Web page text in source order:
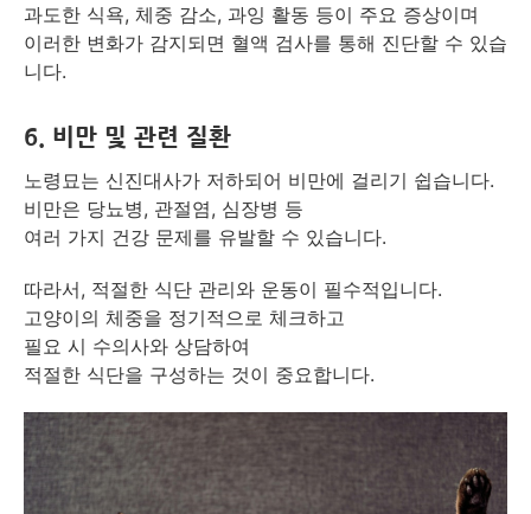
과도한 식욕, 체중 감소, 과잉 활동 등이 주요 증상이며
이러한 변화가 감지되면 혈액 검사를 통해 진단할 수 있습
니다.
6. 비만 및 관련 질환
노령묘는 신진대사가 저하되어 비만에 걸리기 쉽습니다.
비만은 당뇨병, 관절염, 심장병 등
여러 가지 건강 문제를 유발할 수 있습니다.
따라서, 적절한 식단 관리와 운동이 필수적입니다.
고양이의 체중을 정기적으로 체크하고
필요 시 수의사와 상담하여
적절한 식단을 구성하는 것이 중요합니다.